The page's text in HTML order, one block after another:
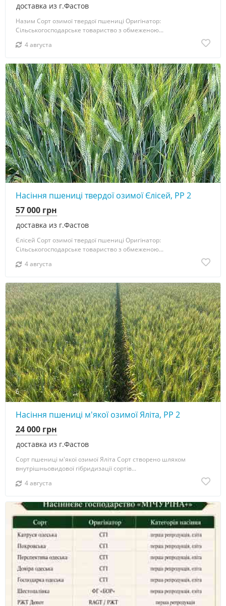
доставка из г.Фастов
Назим Сорт озимої твердої пшениці Оригінатор:
Сільськогосподарське товариство з обмеженою...
4 августа
4
Насіння пшениці твердої озимої Єлісей, РР 2
доставка из г.Фастов
57 000 грн
Єлісей Сорт озимої твердої пшениці Оригінатор:
Сільськогосподарське товариство з обмеженою...
4 августа
6
Насіння пшениці м'якої озимої Яліта, РР 2
доставка из г.Фастов
24 000 грн
Сорт пшениці м'якої озимої Яліта Сорт створено шляхом
внутрішньовидової гібридизації сортів...
4 августа